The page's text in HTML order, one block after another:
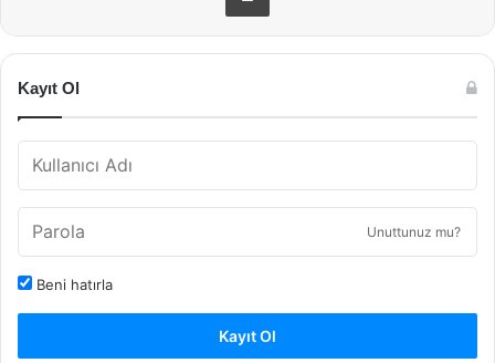
Kayıt Ol
Unuttunuz mu?
Beni hatırla
Kayıt Ol